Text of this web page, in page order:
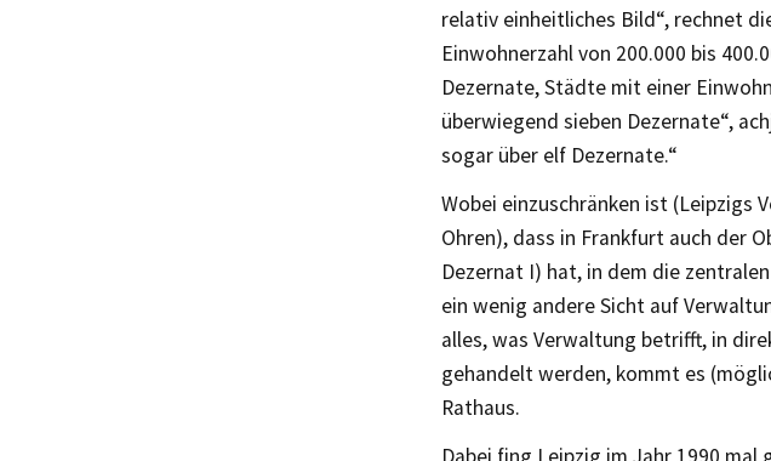
relativ einheitliches Bild“, rechnet
Einwohnerzahl von 200.000 bis
Dezernate, Städte mit einer
überwiegend sieben Dezernate“,
sogar über elf Dezernate.“
Wobei einzuschränken ist (Leipzigs
Ohren), dass in Frankfurt auch der
Dezernat I) hat, in dem die
ein wenig andere Sicht auf
alles, was Verwaltung betrifft, in
gehandelt werden, kommt es
Rathaus.